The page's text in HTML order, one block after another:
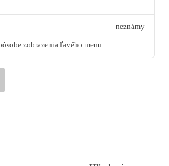
zobrazenia ľavého menu.
neznámy